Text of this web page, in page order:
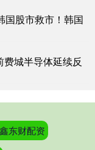
国股市救市！韩国
城半导体延续反
东财配资